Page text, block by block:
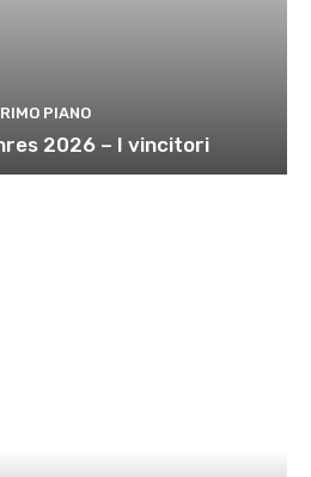
PIANO
2026 – I vincitori